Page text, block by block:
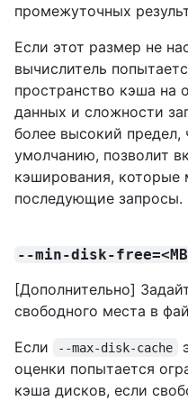
промежуточных
Если этот размер не
вычислитель
пространство кэша на
данных и сложности
более высокий предел,
умолчанию, позволит
кэширования, которые
последующие запросы.
--min-disk-
[Дополнительно]
свободного места в
Если
--max-disk-cache
оценки попытается
кэша дисков, если